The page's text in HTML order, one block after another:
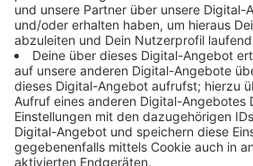
Mit ganzem Herzblut erzählt
die Anfänge der
Lösung ganz geheim in seinem
ersten Versuchen ein Kissen unter
anzubringen, um das Lagergut
ging es zu erfahrenen Lagerristen,
ausprobieren sollten.